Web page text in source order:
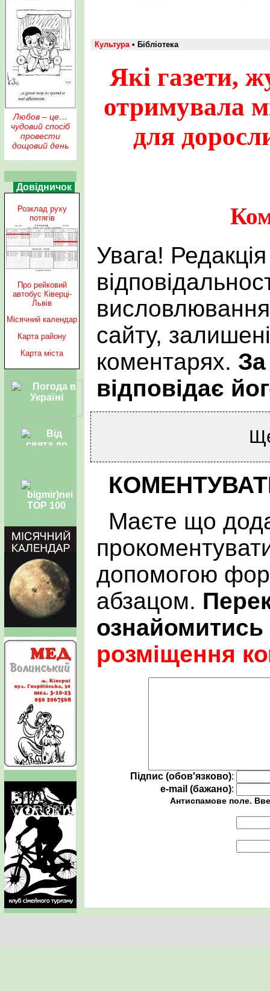
Любов – це…
чудовий спосіб
провести
дощовий день
Довідничок
Розклад руху
потягів
Про рейковий
автобус Ківерці-
Львів
Місячний календар
Карта району
Карта міста
Культура • Бібліотека
Які газети,
отримувала
для
Увага!
висловлювання
сайту,
коментарях.
відповідає
Маєте що
допомогою
абзацом.
розміщення
Підпис (обов'язково):
e-mail (бажано):
Антиспамове поле.